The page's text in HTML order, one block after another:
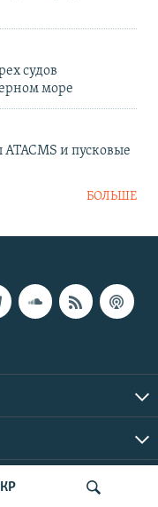
судов
море
и пусковые
БОЛЬШЕ
| Все права защищены.